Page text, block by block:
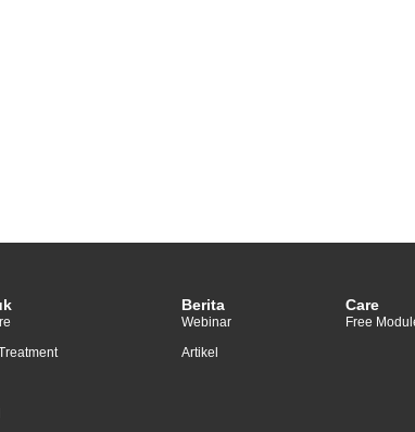
Berita
Webinar
Artikel
Care
Free